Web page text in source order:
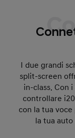
I due grandi
split-screen
in-class. Con
controllare
con la tua
la tua